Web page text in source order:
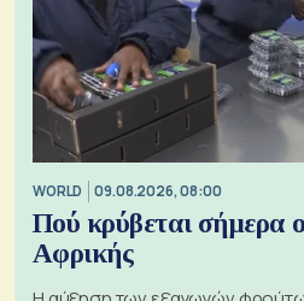
WORLD 09.08.2026, 08:00
Πού κρύβεται σήμερα
Αφρικής